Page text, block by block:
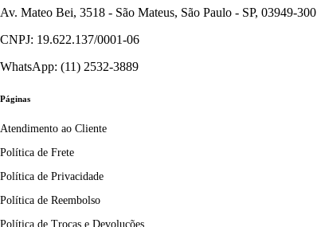
Av. Mateo Bei, 3518 - São Mateus, São Paulo - SP, 03949-300
CNPJ: 19.622.137/0001-06
WhatsApp: (11) 2532-3889
Páginas
Atendimento ao Cliente
Política de Frete
Política de Privacidade
Política de Reembolso
Política de Trocas e Devoluções